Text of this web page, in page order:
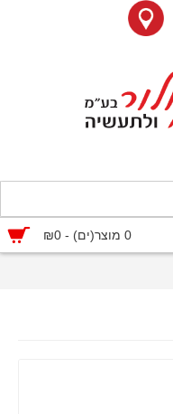
0 מוצר(ים) - ₪0